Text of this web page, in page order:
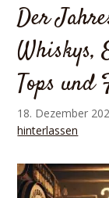
Der
Whiskys,
Tops und
18. Dezember
hinterlassen